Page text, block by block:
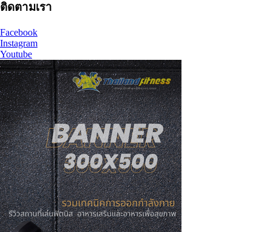
ติดตามเรา
Facebook
Instagram
Youtube